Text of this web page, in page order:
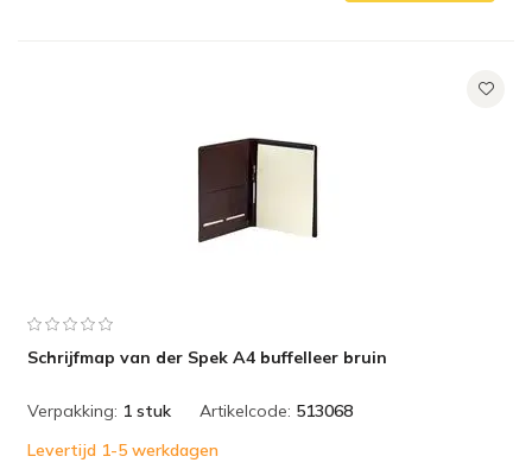
Schrijfmap van der Spek A4 buffelleer bruin
Verpakking: 1 stuk Artikelcode: 513068
Levertijd 1-5 werkdagen